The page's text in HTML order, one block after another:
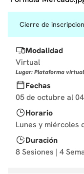
Cierre de
Modalidad
Virtual
Lugar: Plataforma virtual
Fechas
05 de octubre al
Horario
Lunes y miércoles
Duración
8 Sesiones | 4